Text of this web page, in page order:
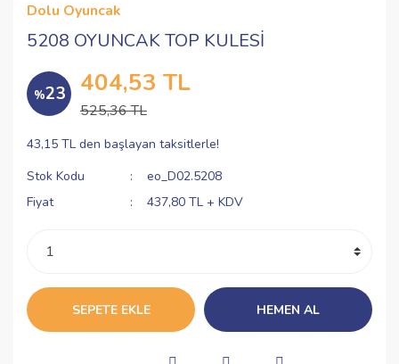
Dolu Oyuncak
5208 OYUNCAK TOP KULESİ
%23 404,53 TL
525,36 TL
43,15 TL den başlayan taksitlerle!
Stok Kodu
eo_D02.5208
Fiyat
437,80 TL + KDV
SEPETE EKLE HEMEN AL